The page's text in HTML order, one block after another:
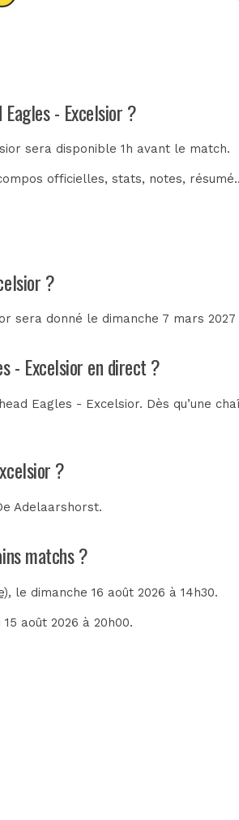
- Excelsior ?
sera disponible 1h avant le match.
officielles, stats, notes,
?
sera donné le dimanche 7 mars
- Excelsior en direct ?
Eagles - Excelsior. Dès qu’une
?
Adelaarshorst.
matchs ?
, le dimanche 16 août 2026 à 14h30.
août 2026 à 20h00.